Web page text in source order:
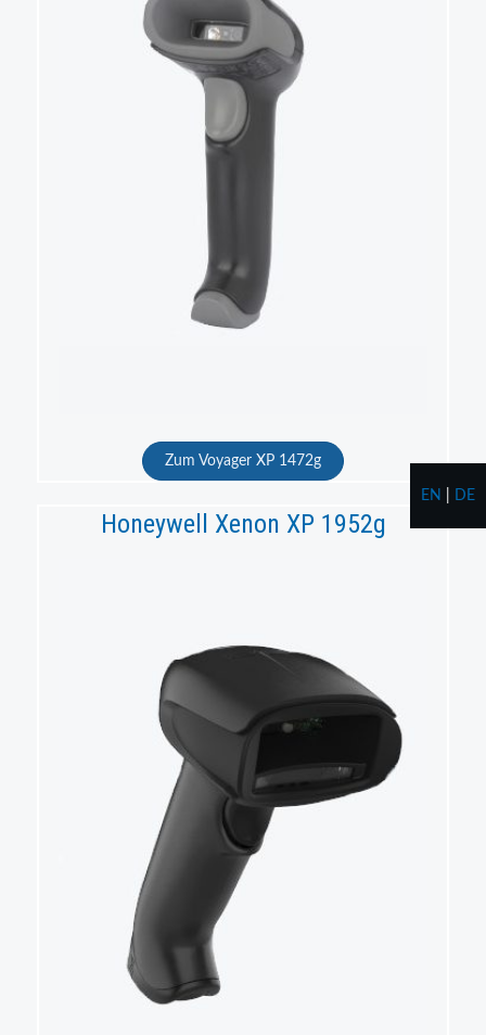
Zum Voyager XP 1472g
Honeywell Xenon XP 1952g
EN DE